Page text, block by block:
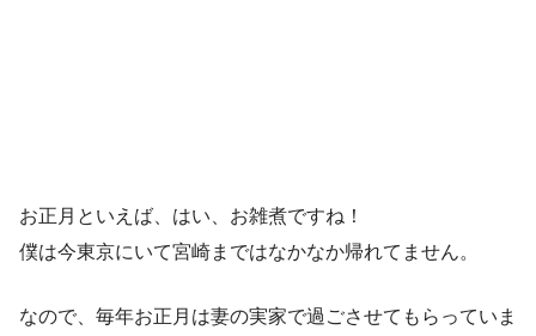
お正月といえば、はい、お雑煮ですね！
僕は今東京にいて宮崎まではなかなか帰れてません。
なので、毎年お正月は妻の実家で過ごさせてもらっていま